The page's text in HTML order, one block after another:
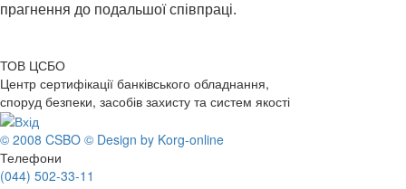
прагнення до подальшої співпраці.
ТОВ ЦСБО
Центр сертифікації банківського обладнання,
споруд безпеки, засобів захисту та систем якості
© 2008 CSBO © Design by Korg-online
Телефони
(044) 502-33-11